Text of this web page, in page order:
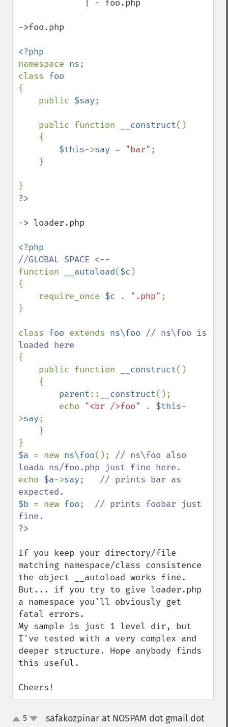
->foo.php
namespace ns;
class
{
    public
$say;
    public function
__construct()
$this->say = "bar" ;
-> loader.php
function
__autoload($c )
{
    require_once
$c . ".php" ;
}
class foo extends ns\foo // ns\foo is
{
    public function
__construct()
parent:: __construct();
        echo
"<br />foo" . $this-
>say;
$a = new ns\foo(); // ns\foo also
echo $a->say; // prints bar as
$b = new foo; // prints foobar just
If you keep your directory/file
matching namespace/class consistence
the object __autoload works fine.
But... if you try to give loader.php
a namespace you'll obviously get
fatal errors.
My sample is just 1 level dir, but
I've tested with a very complex and
deeper structure. Hope anybody finds
this useful.
Cheers!
up5
safakozpinar at NOSPAM dot gmail dot